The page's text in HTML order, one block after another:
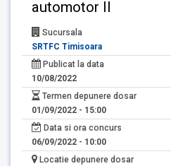
automotor II
Sucursala
SRTFC Timisoara
Publicat la data
10/08/2022
Termen depunere dosar
01/09/2022 - 15:00
Data si ora concurs
06/09/2022 - 10:00
Locatie depunere dosar